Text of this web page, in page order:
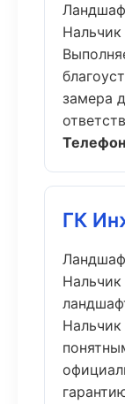
Нальчик
замера
ГК
Нальчик